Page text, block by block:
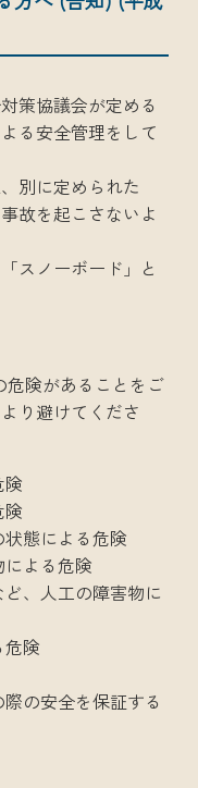
策協議会が定める
る安全管理をして
別に定められた
故を起こさないよ
スノーボード」と
危険があることをご
り避けてくださ
態による危険
よる危険
、人工の障害物に
険
の安全を保証する